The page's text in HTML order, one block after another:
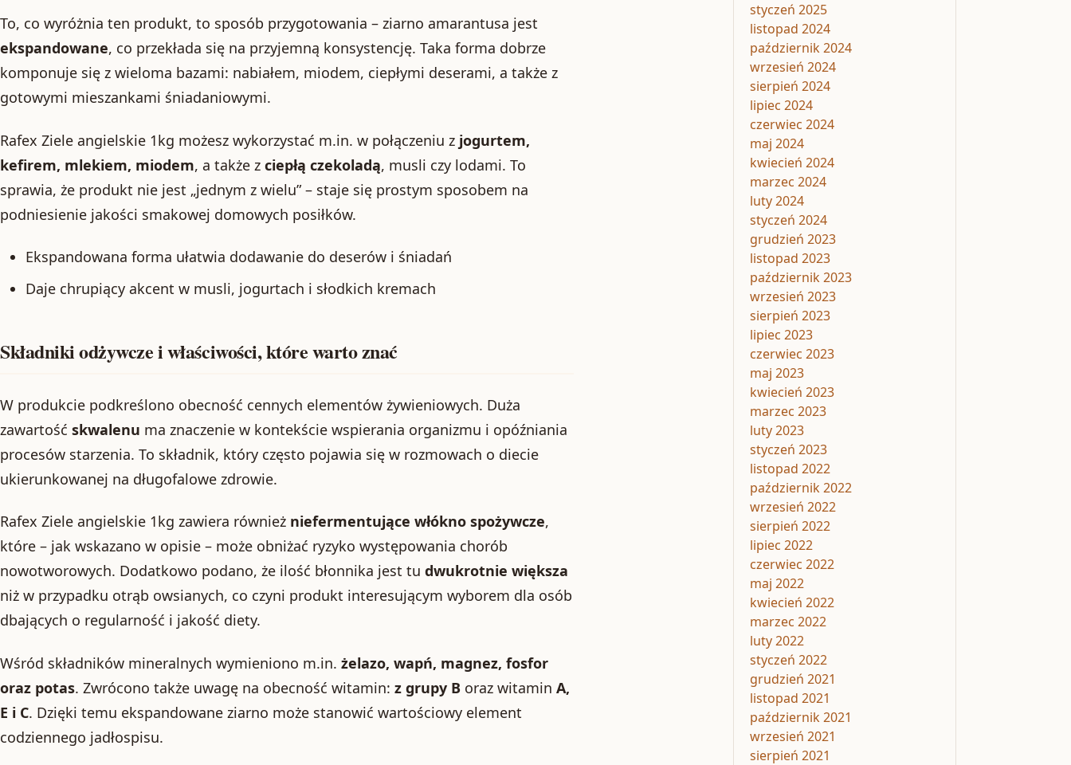
To, co wyróżnia ten produkt, to sposób przygotowania – ziarno amarantusa jest
ekspandowane, co przekłada się na przyjemną konsystencję. Taka forma dobrze
komponuje się z wieloma bazami: nabiałem, miodem, ciepłymi deserami, a także z
gotowymi mieszankami śniadaniowymi.
Rafex Ziele angielskie 1kg możesz wykorzystać m.in. w połączeniu z jogurtem,
kefirem, mlekiem, miodem, a także z ciepłą czekoladą, musli czy lodami. To
sprawia, że produkt nie jest „jednym z wielu” – staje się prostym sposobem na
podniesienie jakości smakowej domowych posiłków.
Ekspandowana forma ułatwia dodawanie do deserów i śniadań
Daje chrupiący akcent w musli, jogurtach i słodkich kremach
Składniki odżywcze i właściwości, które warto znać
W produkcie podkreślono obecność cennych elementów żywieniowych. Duża
zawartość skwalenu ma znaczenie w kontekście wspierania organizmu i opóźniania
procesów starzenia. To składnik, który często pojawia się w rozmowach o diecie
ukierunkowanej na długofalowe zdrowie.
Rafex Ziele angielskie 1kg zawiera również niefermentujące włókno spożywcze,
które – jak wskazano w opisie – może obniżać ryzyko występowania chorób
nowotworowych. Dodatkowo podano, że ilość błonnika jest tu dwukrotnie większa
niż w przypadku otrąb owsianych, co czyni produkt interesującym wyborem dla osób
dbających o regularność i jakość diety.
Wśród składników mineralnych wymieniono m.in. żelazo, wapń, magnez, fosfor
oraz potas. Zwrócono także uwagę na obecność witamin: z grupy B oraz witamin A,
E i C. Dzięki temu ekspandowane ziarno może stanowić wartościowy element
codziennego jadłospisu.
styczeń 2025
listopad 2024
październik 2024
wrzesień 2024
sierpień 2024
lipiec 2024
czerwiec 2024
maj 2024
kwiecień 2024
marzec 2024
luty 2024
styczeń 2024
grudzień 2023
listopad 2023
październik 2023
wrzesień 2023
sierpień 2023
lipiec 2023
czerwiec 2023
maj 2023
kwiecień 2023
marzec 2023
luty 2023
styczeń 2023
listopad 2022
październik 2022
wrzesień 2022
sierpień 2022
lipiec 2022
czerwiec 2022
maj 2022
kwiecień 2022
marzec 2022
luty 2022
styczeń 2022
grudzień 2021
listopad 2021
październik 2021
wrzesień 2021
sierpień 2021